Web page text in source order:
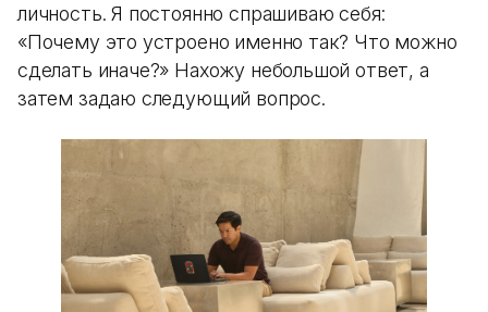
личность. Я постоянно спрашиваю себя:
«Почему это устроено именно так? Что можно
сделать иначе?» Нахожу небольшой ответ, а
затем задаю следующий вопрос.